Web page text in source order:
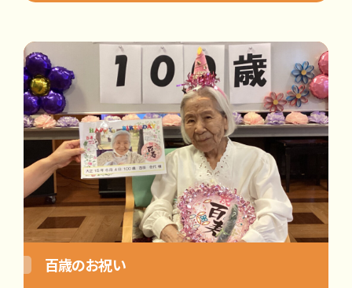
百歳のお祝い